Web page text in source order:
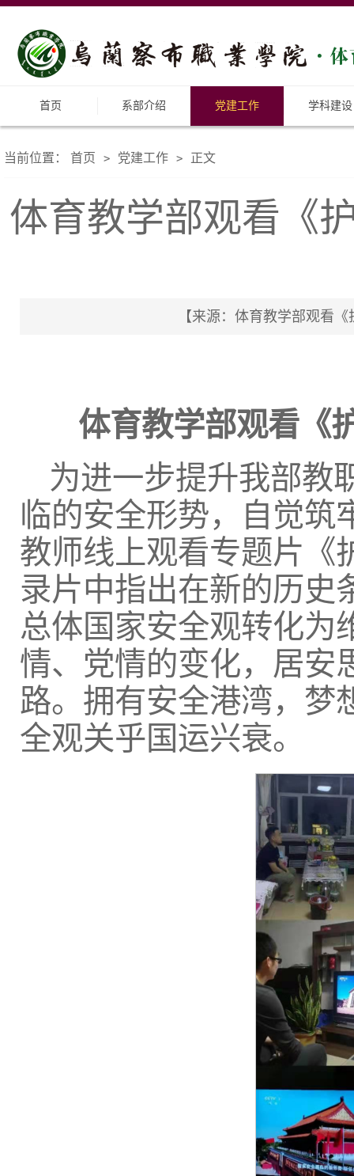
首页 系部介绍 党建工作 学科建设
当前位置： 首页 > 党建工作 > 正文
体育教学部观看《
【来源：​体育教学部观看
体育教学部观看《
为进一步提升我部教
临的安全形势，自觉筑
教师线上观看专题片
录片中指出在新的历史
总体国家安全观转化为
情、党情的变化，居安
路。拥有安全港湾，梦
全观关乎国运兴衰。